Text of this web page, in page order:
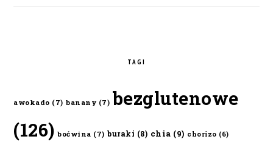
TAGI
awokado (7) banany (7) bezglutenowe
(126) boćwina (7) buraki (8) chia (9) chorizo (6)